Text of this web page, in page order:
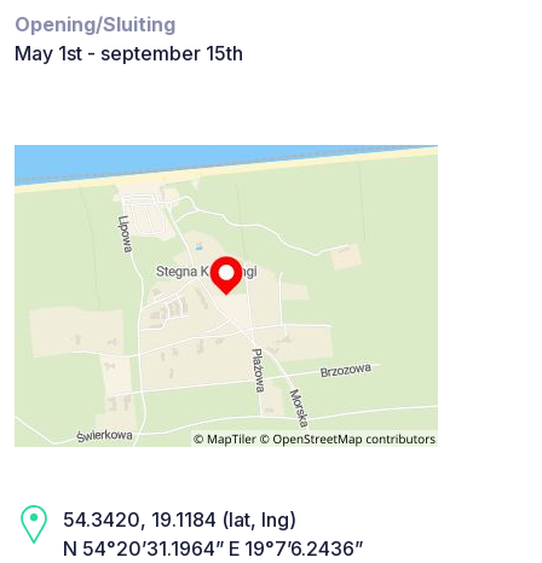
Opening/Sluiting
May 1st - september 15th
54.3420, 19.1184 (lat, lng)
N 54°20’31.1964” E 19°7’6.2436”